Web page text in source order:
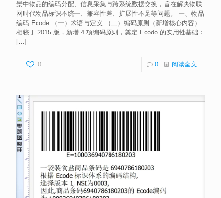
景中物品的编码分配、信息采集与跨系统数据交换，旨在解决物联
网时代物品标识不统一、兼容性差、扩展性不足等问题。 一、物品
编码 Ecode （一）术语与定义 （二）编码原则（新增核心内容）
相较于 2015 版，新增 4 项编码原则，奠定 Ecode 的实用性基础：
[…]
0 0 阅读全文